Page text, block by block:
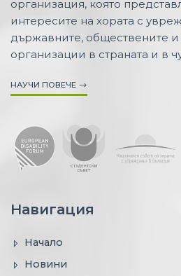
организация, която
интересите на хората с
държавните, обществените и
организации в страната и в
НАУЧИ ПОВЕЧЕ
Навигация
Начало
Новини